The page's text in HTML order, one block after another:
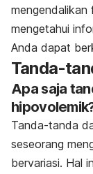
mengetahui
Anda dapat
Tanda-
Apa saja
Tanda-tanda
seseorang
bervariasi. Hal